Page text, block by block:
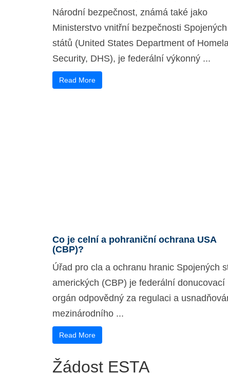
Národní bezpečnost, známá také jako
Ministerstvo vnitřní bezpečnosti Spojených
států (United States Department of
Security, DHS), je federální výkonný ...
Read More
Co je celní a pohraniční ochrana USA
(CBP)?
Úřad pro cla a ochranu hranic Spojených
amerických (CBP) je federální donucovací
orgán odpovědný za regulaci a
mezinárodního ...
Read More
Žádost ESTA